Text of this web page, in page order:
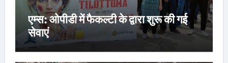
एम्स: ओपीडी में फैकल्टी के द्वारा शुरू की गई
सेवाएं